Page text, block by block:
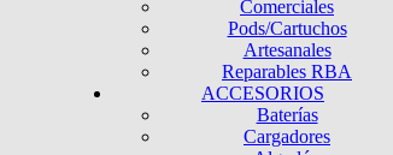
Comerciales
Pods/Cartuchos
Artesanales
Reparables RBA
ACCESORIOS
Baterías
Cargadores